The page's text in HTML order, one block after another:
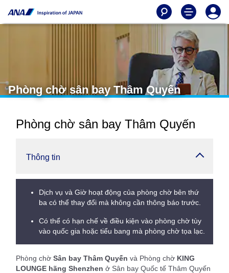
Phòng chờ sân bay Thâm Quyến
Phòng chờ sân bay Thâm Quyến
Thông tin
Dịch vụ và Giờ hoạt động của phòng chờ bên thứ
ba có thể thay đổi mà không cần thông báo trước.
Có thể có hạn chế về điều kiện vào phòng chờ tùy
vào quốc gia hoặc tiểu bang mà phòng chờ tọa lạc.
Phòng chờ Sân bay Thâm Quyến và Phòng chờ KING
LOUNGE hãng Shenzhen ở Sân bay Quốc tế Thâm Quyến